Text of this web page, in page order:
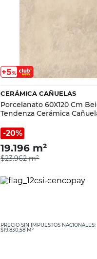
CERÁMICA CAÑUELAS
Porcelanato 60X120 Cm
Tendenza Cerámica
20%
19.196 m²
$23.962m²
PRECIO SIN IMPUESTOS NACIONALES:
$19.830,58 M²